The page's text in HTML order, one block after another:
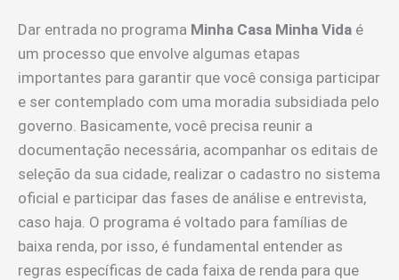
Dar entrada no programa Minha Casa Minha Vida é
um processo que envolve algumas etapas
importantes para garantir que você consiga participar
e ser contemplado com uma moradia subsidiada pelo
governo. Basicamente, você precisa reunir a
documentação necessária, acompanhar os editais de
seleção da sua cidade, realizar o cadastro no sistema
oficial e participar das fases de análise e entrevista,
caso haja. O programa é voltado para famílias de
baixa renda, por isso, é fundamental entender as
regras específicas de cada faixa de renda para que